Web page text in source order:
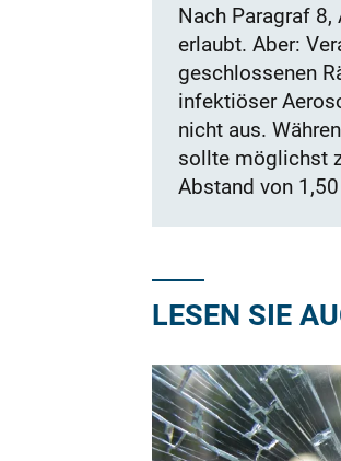
Nach Paragraf
erlaubt. Aber:
geschlossenen
infektiöser
nicht aus.
sollte möglichst
Abstand von
LESEN SIE